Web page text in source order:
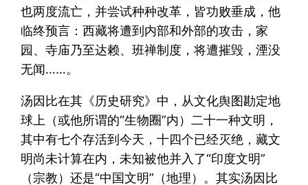
也两度流亡，并尝试种种改革，皆功败垂成，他
临终预言：西藏将遭到内部和外部的攻击，家
园、寺庙乃至达赖、班禅制度，将遭摧毁，湮没
无闻……。
汤因比在其《历史研究》中，从文化舆图勘定地
球上（或他所谓的“生物圈”内）二十一种文明，
其中有七个存活到今天，十四个已经灭绝，藏文
明尚未计算在内，未知被他并入了“印度文明”
（宗教）还是“中国文明”（地理）。其实汤因比